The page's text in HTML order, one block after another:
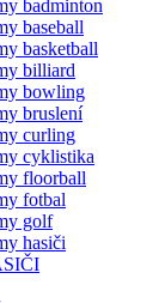
badminton
baseball
basketball
billiard
bowling
bruslení
curling
cyklistika
floorball
fotbal
golf
hasiči